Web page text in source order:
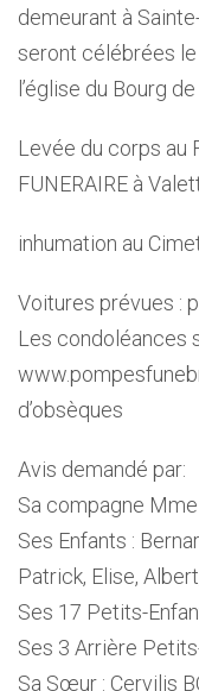
demeurant à
seront célébrées
l’église du Bourg
Levée du corps au
FUNERAIRE à
inhumation au
Voitures prévues :
Les condoléances
d’obsèques
Avis demandé par:
Sa compagne
Ses Enfants :
Patrick, Elise,
Ses 17 Petits-
Ses 3 Arrière
Sa Sœur : Cervilis